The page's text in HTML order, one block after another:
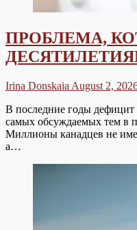
ПРОБЛЕМА,
Irina Donskaia August 2,
В последние годы дефицит
самых обсуждаемых тем в
Миллионы канадцев не
а…